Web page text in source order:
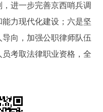
进一步完善京西哨兵调
力现代化建设；六是坚
向，加强公职律师队伍
考取法律职业资格，全